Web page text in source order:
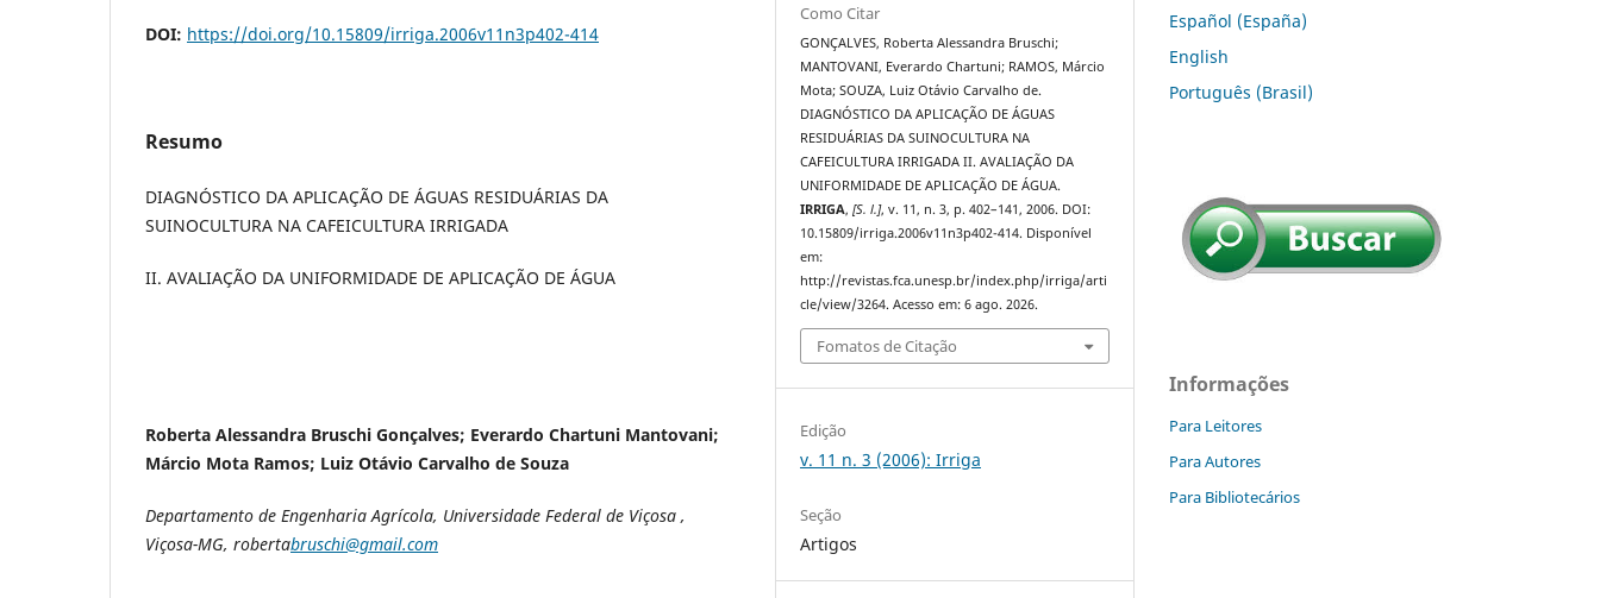
DOI: https://doi.org/10.15809/irriga.2006v11n3p402-414
Resumo
DIAGNÓSTICO DA APLICAÇÃO DE ÁGUAS RESIDUÁRIAS DA
SUINOCULTURA NA CAFEICULTURA IRRIGADA
II. AVALIAÇÃO DA UNIFORMIDADE DE APLICAÇÃO DE ÁGUA
Roberta Alessandra Bruschi Gonçalves; Everardo Chartuni Mantovani;
Márcio Mota Ramos; Luiz Otávio Carvalho de Souza
Departamento de Engenharia Agrícola, Universidade Federal de Viçosa ,
Viçosa-MG, robertabruschi@gmail.com
Como Citar
GONÇALVES, Roberta Alessandra Bruschi;
MANTOVANI, Everardo Chartuni; RAMOS, Márcio
Mota; SOUZA, Luiz Otávio Carvalho de.
DIAGNÓSTICO DA APLICAÇÃO DE ÁGUAS
RESIDUÁRIAS DA SUINOCULTURA NA
CAFEICULTURA IRRIGADA II. AVALIAÇÃO DA
UNIFORMIDADE DE APLICAÇÃO DE ÁGUA.
IRRIGA,[S. l.], v. 11, n. 3, p. 402–141, 2006. DOI:
10.15809/irriga.2006v11n3p402-414. Disponível
em:
http://revistas.fca.unesp.br/index.php/irriga/arti
cle/view/3264. Acesso em: 6 ago. 2026.
Fomatos de Citação
Edição
v. 11 n. 3 (2006): Irriga
Seção
Artigos
Español (España)
English
Português (Brasil)
Informações
Para Leitores
Para Autores
Para Bibliotecários